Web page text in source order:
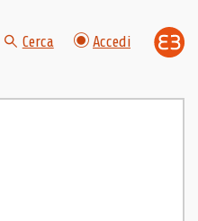
Cerca Accedi